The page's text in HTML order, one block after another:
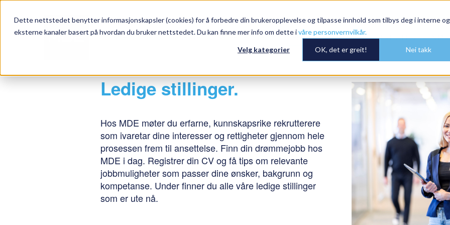
Dette nettstedet benytter informasjonskapsler (cookies) for å forbedre din brukeropplevelse og tilpasse innhold som tilbys deg i interne og
eksterne kanaler basert på hvordan du bruker nettstedet. Du kan finne mer info om dette ivåre personvernvilkår.
Velg kategorier OK, det er greit! Nei takk
MDE NORGE TJENESTER ARBEIDSGIVER JOBBSØKER OM MDE AKTUELT
Ledige stillinger.
Hos MDE møter du erfarne, kunnskapsrike rekrutterere
som ivaretar dine interesser og rettigheter gjennom hele
prosessen frem til ansettelse. Finn din drømmejobb hos
MDE i dag. Registrer din CV og få tips om relevante
jobbmuligheter som passer dine ønsker, bakgrunn og
kompetanse. Under finner du alle våre ledige stillinger
som er ute nå.